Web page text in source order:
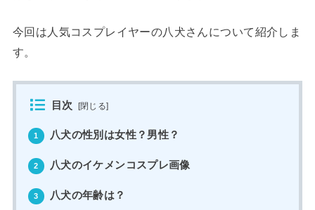
今回は人気コスプレイヤーの八犬さんについて紹介しま
す。
目次 [閉じる]
1 八犬の性別は女性？男性？
2 八犬のイケメンコスプレ画像
3 八犬の年齢は？